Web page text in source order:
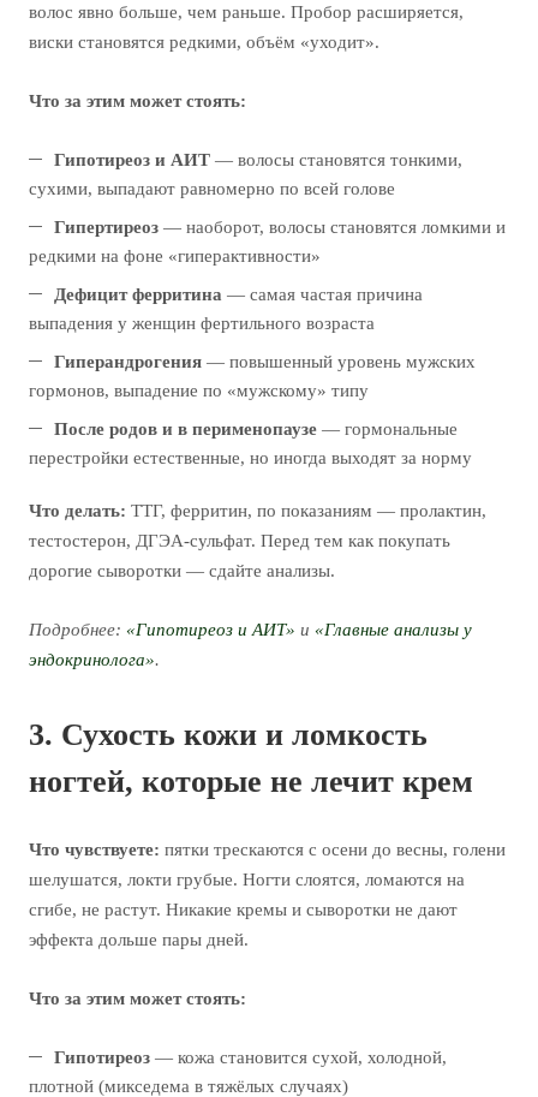
волос явно больше, чем раньше. Пробор расширяется,
виски становятся редкими, объём «уходит».
Что за этим может стоять:
Гипотиреоз и АИТ — волосы становятся тонкими,
сухими, выпадают равномерно по всей голове
Гипертиреоз — наоборот, волосы становятся ломкими и
редкими на фоне «гиперактивности»
Дефицит ферритина — самая частая причина
выпадения у женщин фертильного возраста
Гиперандрогения — повышенный уровень мужских
гормонов, выпадение по «мужскому» типу
После родов и в перименопаузе — гормональные
перестройки естественные, но иногда выходят за норму
Что делать: ТТГ, ферритин, по показаниям — пролактин,
тестостерон, ДГЭА-сульфат. Перед тем как покупать
дорогие сыворотки — сдайте анализы.
Подробнее: «Гипотиреоз и АИТ» и «Главные анализы у
эндокринолога».
3. Сухость кожи и ломкость
ногтей, которые не лечит крем
Что чувствуете: пятки трескаются с осени до весны, голени
шелушатся, локти грубые. Ногти слоятся, ломаются на
сгибе, не растут. Никакие кремы и сыворотки не дают
эффекта дольше пары дней.
Что за этим может стоять:
Гипотиреоз — кожа становится сухой, холодной,
плотной (микседема в тяжёлых случаях)